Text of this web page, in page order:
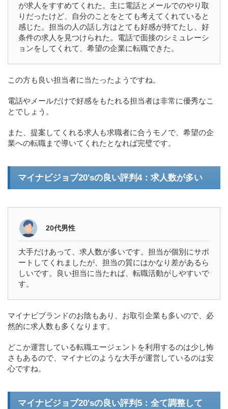
が求人をすすめてくれた。主に電話とメールでのやり取
りだったけど、自分のことをとても考えてくれていると
感じた。担当の人の話し方はとても好感が持てたし、好
条件の求人を見つけられた。電話で面接のシミュレーシ
ョンをしてくれて、希望の企業に転職できた。
この方も良い担当者に当たったようですね。
電話やメールだけで好感をもたれる担当者は非常に優秀なこ
とでしょう。
また、提案してくれる求人も求職者に合うモノで、希望の企
業への転職まで導いてくれたとなれば完璧です。
マイナビジョブ20'sの良い評判4：求人数が多い
20代男性
大手だけあって、求人数が多いです。担当が個別にサポ
ートしてくれましたが、担当の質にはかなり差があるら
しいです。良い担当に当たれば、転職活動がしやすいで
す。
マイナビブランドのお陰もあり、お取引企業も多いので、必
然的に求人数も多くなります。
どこか運営している転職エージェントを利用するのは少し怖
さもあるので、マイナビのような大手が運営しているのは安
心ですね。
マイナビジョブ20'sの良い評判5：全て調整して